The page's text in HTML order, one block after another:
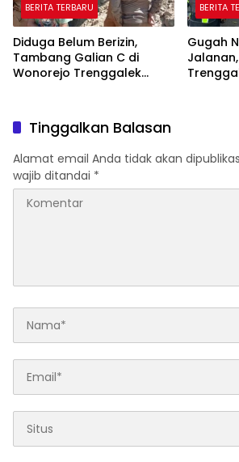
BERITA TERBARU
Diduga Belum Berizin,
Tambang Galian C di
Wonorejo Trenggalek
BERITA
Gugah
Tinggalkan Balasan
Alamat email Anda tidak akan
wajib ditandai *